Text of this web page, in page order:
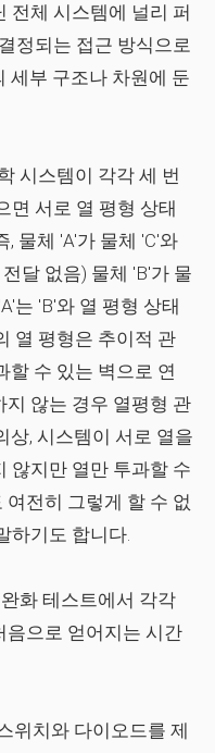
전체 시스템에 널리 퍼
정되는 접근 방식으로
세부 구조나 차원에 둔
시스템이 각각 세 번
면 서로 열 평형 상태
, 물체 'A'가 물체 'C'와
달 없음) 물체 'B'가 물
는 'B'와 열 평형 상태
열 평형은 추이적 관
할 수 있는 벽으로 연
지 않는 경우 열평형 관
상, 시스템이 서로 열을
않지만 열만 투과할 수
전히 그렇게 할 수 없
하기도 합니다.
화 테스트에서 각각
음으로 얻어지는 시간
위치와 다이오드를 제